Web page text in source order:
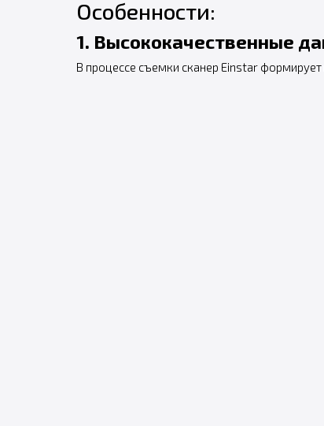
Особенности:
1. Высококачественные
В процессе съемки сканер Einstar